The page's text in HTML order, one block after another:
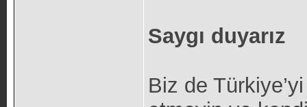
Saygı duyarız
Biz de